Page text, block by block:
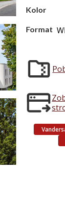
Kolor
Format